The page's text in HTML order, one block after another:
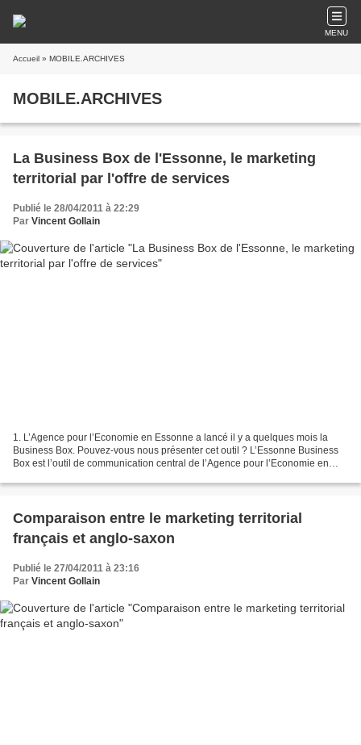
MENU
Accueil » MOBILE.ARCHIVES
MOBILE.ARCHIVES
La Business Box de l'Essonne, le marketing
territorial par l'offre de services
Publié le 28/04/2011 à 22:29
Par Vincent Gollain
1. L’Agence pour l’Economie en Essonne a lancé il y a quelques mois la
Business Box. Pouvez-vous nous présenter cet outil ? L’Essonne Business
Box est l’outil de communication central de l’Agence pour l’Economie en
Comparaison entre le marketing territorial
français et anglo-saxon
Publié le 27/04/2011 à 23:16
Par Vincent Gollain